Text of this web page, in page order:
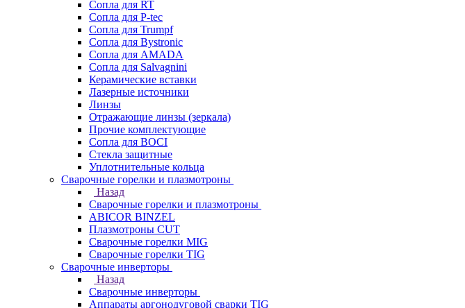
Сопла для RT
Сопла для P-tec
Сопла для Trumpf
Сопла для Bystronic
Сопла для AMADA
Сопла для Salvagnini
Керамические вставки
Лазерные источники
Линзы
Отражающие линзы (зеркала)
Прочие комплектующие
Сопла для BOCI
Стекла защитные
Уплотнительные кольца
Сварочные горелки и плазмотроны
Назад
Сварочные горелки и плазмотроны
ABICOR BINZEL
Плазмотроны CUT
Сварочные горелки MIG
Сварочные горелки TIG
Сварочные инверторы
Назад
Сварочные инверторы
Аппараты аргонодуговой сварки TIG